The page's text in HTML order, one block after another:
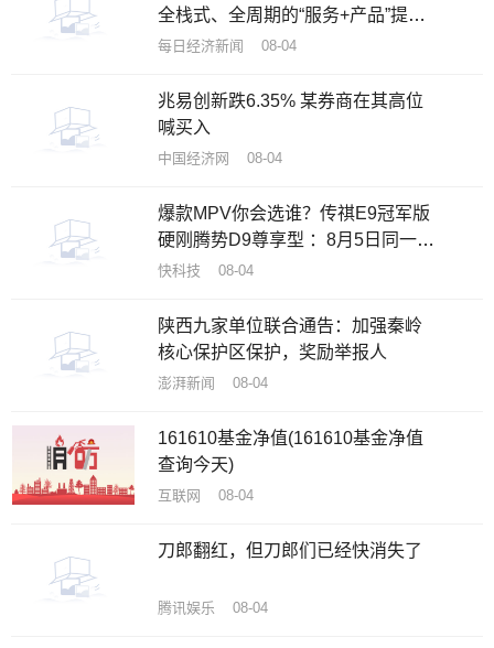
全栈式、全周期的“服务+产品”提供
商
每日经济新闻 08-04
兆易创新跌6.35% 某券商在其高位
喊买入
中国经济网 08-04
爆款MPV你会选谁？传祺E9冠军版
硬刚腾势D9尊享型 ：8月5日同一天
上市
快科技 08-04
陕西九家单位联合通告：加强秦岭
核心保护区保护，奖励举报人
澎湃新闻 08-04
161610基金净值(161610基金净值
查询今天)
互联网 08-04
刀郎翻红，但刀郎们已经快消失了
腾讯娱乐 08-04